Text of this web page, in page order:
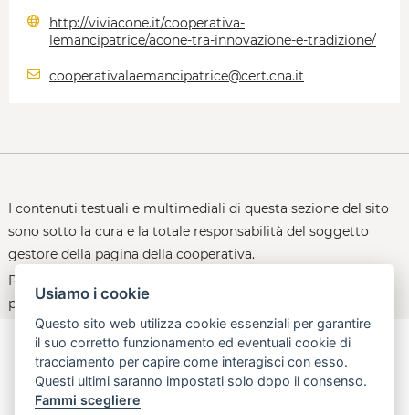
http://viviacone.it/cooperativa-
lemancipatrice/acone-tra-innovazione-e-tradizione/
cooperativalaemancipatrice@cert.cna.it
I contenuti testuali e multimediali di questa sezione del sito
sono sotto la cura e la totale responsabilità del soggetto
gestore della pagina della cooperativa.
Per le policy d'uso della piattaforma, consultare la
pagina:open.toscana.it/privacy
aperta, innovativa, online
Usiamo i cookie
Questo sito web utilizza cookie essenziali per garantire
il suo corretto funzionamento ed eventuali cookie di
tracciamento per capire come interagisci con esso.
Questi ultimi saranno impostati solo dopo il consenso.
Fammi scegliere